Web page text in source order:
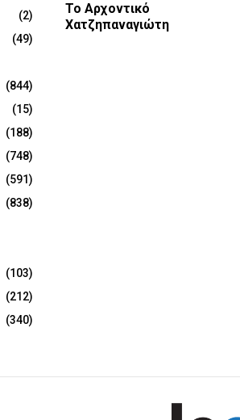
Το Αρχοντικό
Χατζηπαναγιώτη
(2)
(49)
(844)
(15)
(188)
(748)
(591)
(838)
(103)
(212)
(340)